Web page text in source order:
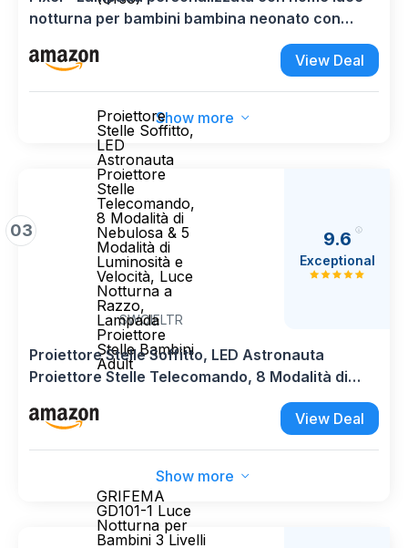
notturna per bambini bambina neonato con
animali Idea regalo nascita bimbo bimba
battesimo compleanno Regalo Natale perView Deal
Show more
03
Proiettore
Stelle Soffitto,
LED
Astronauta
Proiettore
Stelle
Telecomando,
8 Modalità di
Nebulosa & 5
Modalità di
Luminosità e
Velocità, Luce
Notturna a
Razzo,
Lampada
Proiettore
Stelle Bambini
Adult
SWOIELTR
9.6
Exceptional
Proiettore Stelle Soffitto, LED Astronauta
Proiettore Stelle Telecomando, 8 Modalità di
Nebulosa & 5 Modalità di Luminosità e Velocità,
Luce Notturna a Razzo, Lampada Proiettore
View Deal
Show more
GRIFEMA
GD101-1 Luce
Notturna per
Bambini 3 Livelli